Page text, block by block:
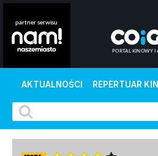
AKTUALNOŚCI REPERTUAR KIN